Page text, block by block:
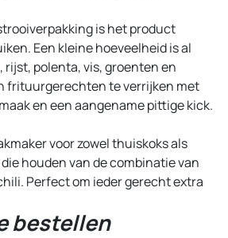
is het product
Een kleine hoeveelheid is al
rijst, polenta, vis, groenten en
frituurgerechten te verrijken met
en een aangename pittige kick.
voor zowel thuiskoks als
houden van de combinatie van
Perfect om ieder gerecht extra
bestellen